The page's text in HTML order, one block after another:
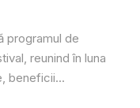
programul de
reunind în luna
beneficii...